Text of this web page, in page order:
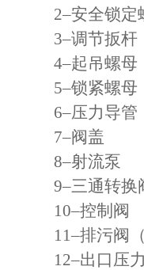
2–安全锁定
3–调节扳杆
4–起吊螺母
5–锁紧螺母
6–压力导管
7–阀盖
8–射流泵
9–三通转换
10–控制阀
11–排污阀（
12–出口压力